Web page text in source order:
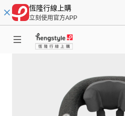
恆隆行線上購
立刻使用官方APP